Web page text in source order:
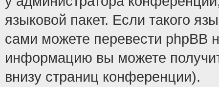
языковой пакет. Если такого
сами можете перевести phpBB
информацию вы можете
внизу страниц конференции).